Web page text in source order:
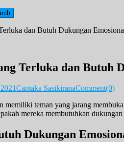
Terluka dan Butuh
Cantaka SasikiranaComment(0)
memiliki teman yang jarang
mereka membutuhkan
Dukungan